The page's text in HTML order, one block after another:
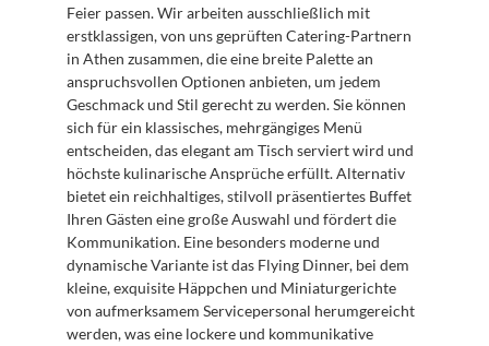
Feier passen. Wir arbeiten ausschließlich mit
erstklassigen, von uns geprüften Catering-Partnern
in Athen zusammen, die eine breite Palette an
anspruchsvollen Optionen anbieten, um jedem
Geschmack und Stil gerecht zu werden. Sie können
sich für ein klassisches, mehrgängiges Menü
entscheiden, das elegant am Tisch serviert wird und
höchste kulinarische Ansprüche erfüllt. Alternativ
bietet ein reichhaltiges, stilvoll präsentiertes Buffet
Ihren Gästen eine große Auswahl und fördert die
Kommunikation. Eine besonders moderne und
dynamische Variante ist das Flying Dinner, bei dem
kleine, exquisite Häppchen und Miniaturgerichte
von aufmerksamem Servicepersonal herumgereicht
werden, was eine lockere und kommunikative